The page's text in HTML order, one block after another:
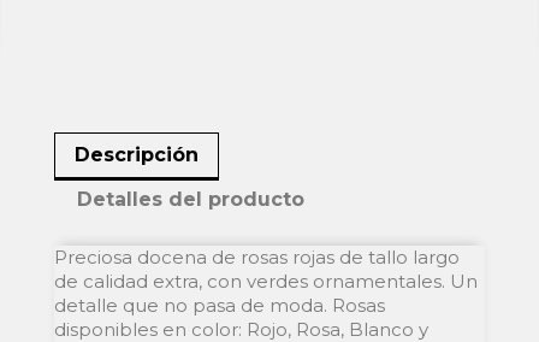
Descripción
Detalles del producto
Preciosa docena de rosas rojas de tallo largo
de calidad extra, con verdes ornamentales. Un
detalle que no pasa de moda. Rosas
disponibles en color: Rojo, Rosa, Blanco y